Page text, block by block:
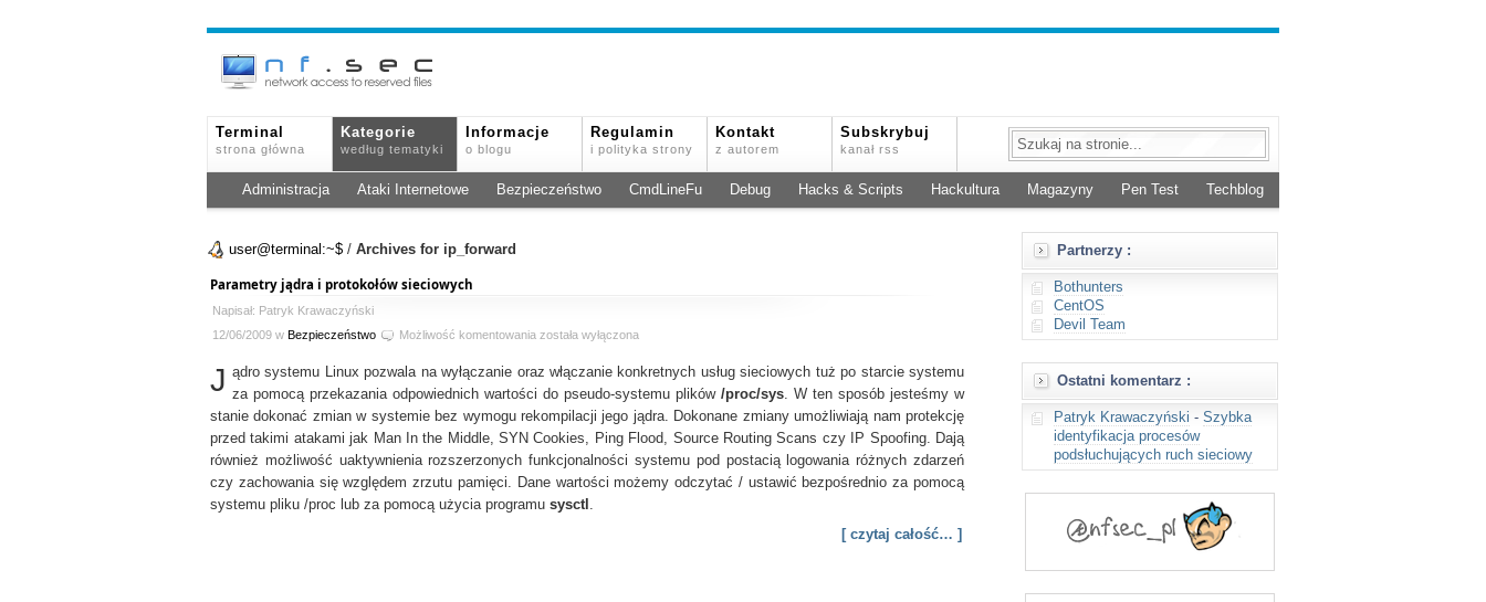
Terminal
strona główna
Kategorie
według tematyki
Informacje
o blogu
Regulamin
i polityka strony
Kontakt
z autorem
Subskrybuj
kanał rss
Administracja Ataki Internetowe Bezpieczeństwo CmdLineFu Debug Hacks & Scripts Hackultura Magazyny Pen Test Techblog
user@terminal:~$ / Archives for ip_forward
Parametry jądra i protokołów sieciowych
Napisał: Patryk Krawaczyński
12/06/2009 w Bezpieczeństwo Możliwość komentowania Parametry
i
protokołów
sieciowych
została wyłączona
J ądro systemu Linux pozwala na wyłączanie oraz włączanie konkretnych usług sieciowych tuż po starcie systemu
za pomocą przekazania odpowiednich wartości do pseudo-systemu plików /proc/sys. W ten sposób jesteśmy w
stanie dokonać zmian w systemie bez wymogu rekompilacji jego jądra. Dokonane zmiany umożliwiają nam protekcję
przed takimi atakami jak Man In the Middle, SYN Cookies, Ping Flood, Source Routing Scans czy IP Spoofing. Dają
również możliwość uaktywnienia rozszerzonych funkcjonalności systemu pod postacią logowania różnych zdarzeń
czy zachowania się względem zrzutu pamięci. Dane wartości możemy odczytać / ustawić bezpośrednio za pomocą
systemu pliku /proc lub za pomocą użycia programu sysctl .
[ czytaj całość… ]
Partnerzy :
Bothunters
CentOS
Devil Team
Ostatni komentarz :
Patryk Krawaczyński - Szybka
identyfikacja procesów
podsłuchujących ruch sieciowy